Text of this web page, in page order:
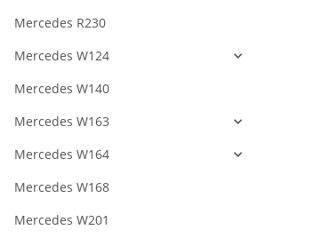
Mercedes R230
Mercedes W124
Mercedes W140
Mercedes W163
Mercedes W164
Mercedes W168
Mercedes W201